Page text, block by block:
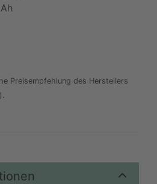
Preisempfehlung des Herstellers